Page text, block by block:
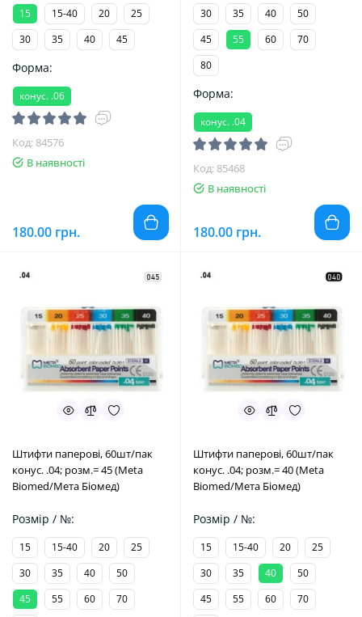
15 15-40 20
25
30
35 40 45
Форма:
конус. .06
Код: 84576
В наявності
180.00 грн.
30 35 40
50
45
55 60
70
80
Форма:
конус. .04
Код: 85468
В наявності
180.00 грн.
Штифти паперові, 60шт/пак
конус. .04; розм.= 45 (Meta
Biomed/Мета Біомед)
Розмір / №:
15 15-40 20
25
30
35 40
50
45
55 60
70
Штифти паперові, 60шт/пак
конус. .04; розм.= 40 (Meta
Biomed/Мета Біомед)
Розмір / №:
15 15-40 20
25
30
35 40
50
45
55 60
70